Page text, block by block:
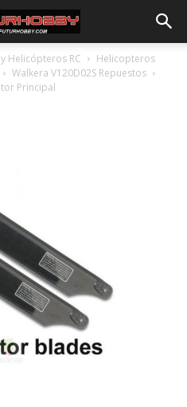
Helicópteros RC
Helicopteros
Walkera V120D02S Repuestos
Principal